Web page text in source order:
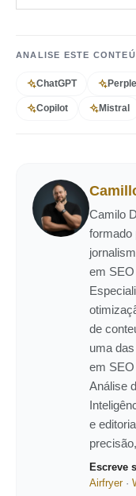
ANALISE ESTE
ChatGPT
Copilot Mistral
Camilo
formado
em SEO
de
uma
em
Análise
e
Escreve
Airfryer·